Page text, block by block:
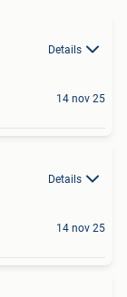
Details
14 nov 25
Details
14 nov 25